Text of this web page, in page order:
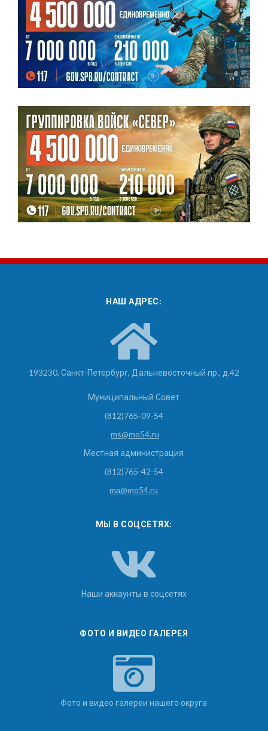
НАШ АДРЕС:
193230, Санкт-Петербург, Дальневосточный пр., д.42
Муниципальный Совет
(812)765-09-54
ms@mo54.ru
Местная администрация
(812)765-42-54
ma@mo54.ru
МЫ В СОЦСЕТЯХ:
Наши аккаунты в соцсетях
ФОТО И ВИДЕО ГАЛЕРЕЯ
Фото и видео галереи нашего округа